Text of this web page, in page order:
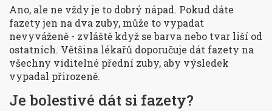
Ano, ale ne vždy je to dobrý nápad. Pokud dáte
fazety jen na dva zuby, může to vypadat
nevyváženě - zvláště když se barva nebo tvar liší od
ostatních. Většina lékařů doporučuje dát fazety na
všechny viditelné přední zuby, aby výsledek
vypadal přirozeně.
Je bolestivé dát si fazety?